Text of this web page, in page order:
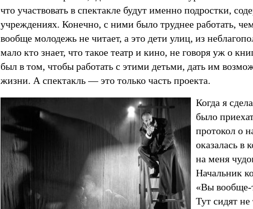
что участвовать в спектакле будут именно подростки,
учреждениях. Конечно, с ними было труднее работать,
вообще молодежь не читает, а это дети улиц, из
мало кто знает, что такое театр и кино, не говоря уж о
был в том, чтобы работать с этими детьми, дать им
жизни. А спектакль — это только часть проекта.
Когда я
было
протокол о
оказалась в
на меня
Начальник
«Вы вообще-
Тут сидят